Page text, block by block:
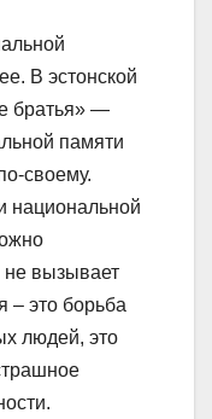
В эстонской
братья» —
памяти
своему.
национальной
не вызывает
– это борьба
людей, это